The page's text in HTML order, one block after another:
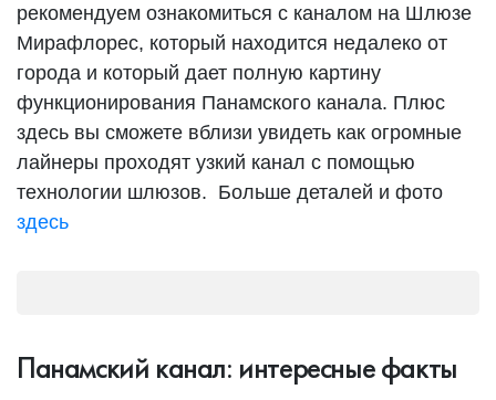
рекомендуем ознакомиться с каналом на Шлюзе
Мирафлорес, который находится недалеко от
города и который дает полную картину
функционирования Панамского канала. Плюс
здесь вы сможете вблизи увидеть как огромные
лайнеры проходят узкий канал с помощью
технологии шлюзов. Больше деталей и фото
здесь
Панамский канал: интересные факты